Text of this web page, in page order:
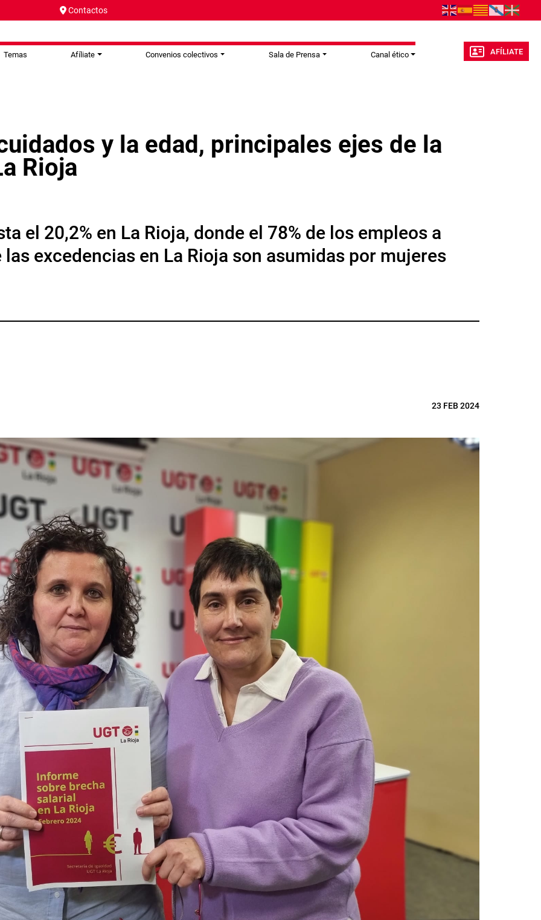
Contactos
Temas Afíliate Convenios colectivos Sala de Prensa Canal ético AFÍLIATE
y la edad, principales ejes de la
Rioja
el 20,2% en La Rioja, donde el 78% de los empleos a
excedencias en La Rioja son asumidas por mujeres
23 FEB 2024